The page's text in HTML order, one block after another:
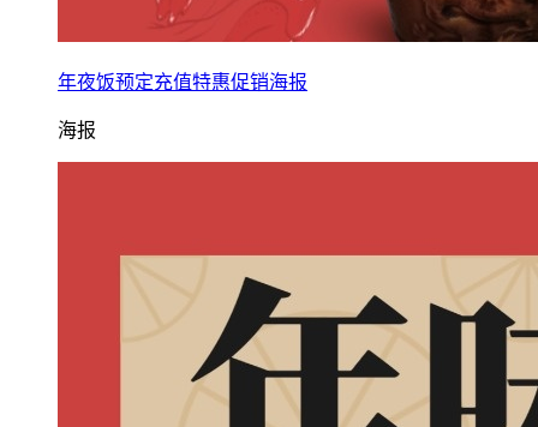
年夜饭预定充值特惠促销海报
海报